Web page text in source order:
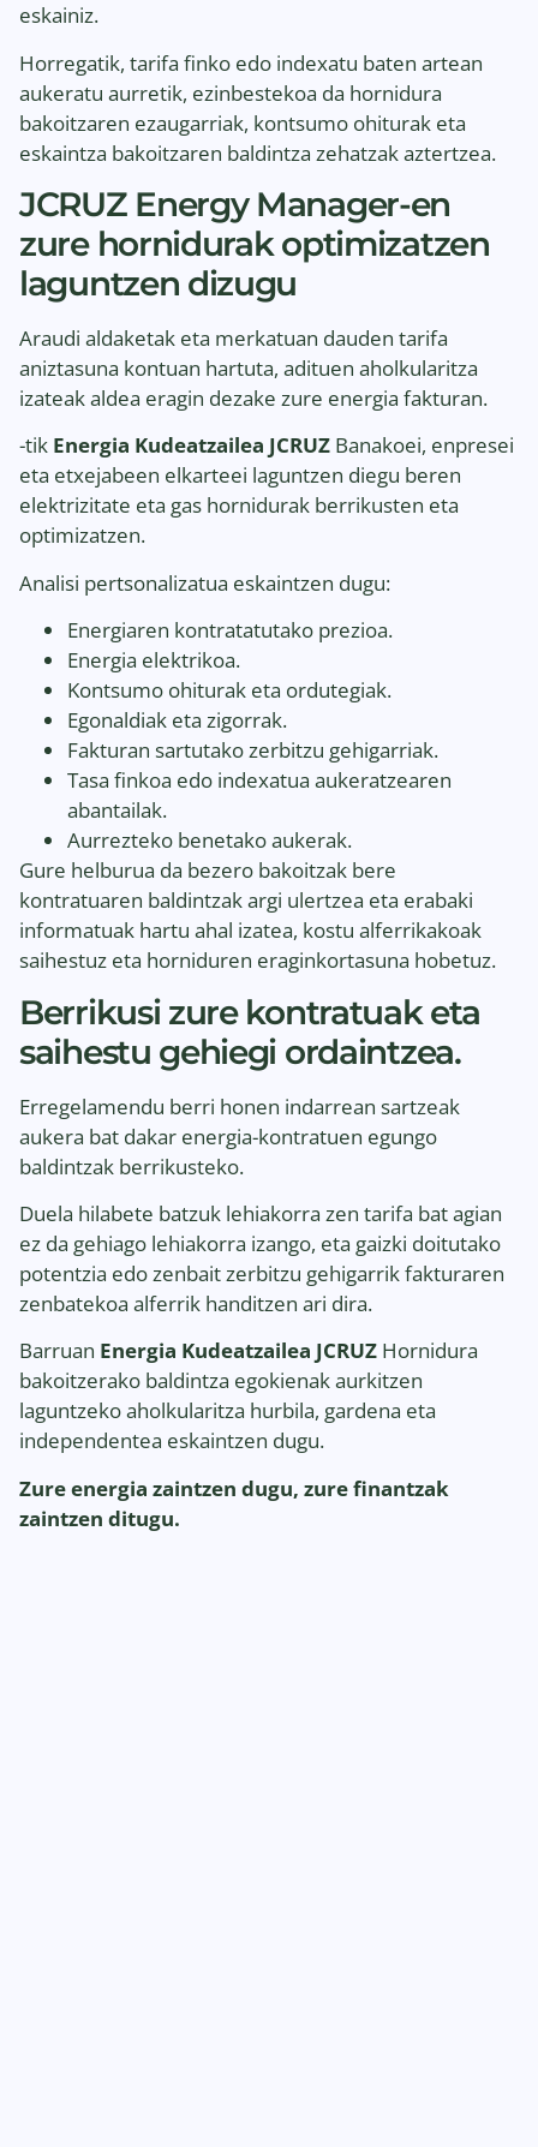
eskainiz.
Horregatik, tarifa finko edo indexatu baten artean
aukeratu aurretik, ezinbestekoa da hornidura
bakoitzaren ezaugarriak, kontsumo ohiturak eta
eskaintza bakoitzaren baldintza zehatzak aztertzea.
JCRUZ Energy Manager-en
zure hornidurak optimizatzen
laguntzen dizugu
Araudi aldaketak eta merkatuan dauden tarifa
aniztasuna kontuan hartuta, adituen aholkularitza
izateak aldea eragin dezake zure energia fakturan.
-tik Energia Kudeatzailea JCRUZ Banakoei, enpresei
eta etxejabeen elkarteei laguntzen diegu beren
elektrizitate eta gas hornidurak berrikusten eta
optimizatzen.
Analisi pertsonalizatua eskaintzen dugu:
Energiaren kontratatutako prezioa.
Energia elektrikoa.
Kontsumo ohiturak eta ordutegiak.
Egonaldiak eta zigorrak.
Fakturan sartutako zerbitzu gehigarriak.
Tasa finkoa edo indexatua aukeratzearen
abantailak.
Aurrezteko benetako aukerak.
Gure helburua da bezero bakoitzak bere
kontratuaren baldintzak argi ulertzea eta erabaki
informatuak hartu ahal izatea, kostu alferrikakoak
saihestuz eta horniduren eraginkortasuna hobetuz.
Berrikusi zure kontratuak eta
saihestu gehiegi ordaintzea.
Erregelamendu berri honen indarrean sartzeak
aukera bat dakar energia-kontratuen egungo
baldintzak berrikusteko.
Duela hilabete batzuk lehiakorra zen tarifa bat agian
ez da gehiago lehiakorra izango, eta gaizki doitutako
potentzia edo zenbait zerbitzu gehigarrik fakturaren
zenbatekoa alferrik handitzen ari dira.
Barruan Energia Kudeatzailea JCRUZ Hornidura
bakoitzerako baldintza egokienak aurkitzen
laguntzeko aholkularitza hurbila, gardena eta
independentea eskaintzen dugu.
Zure energia zaintzen dugu, zure finantzak
zaintzen ditugu.